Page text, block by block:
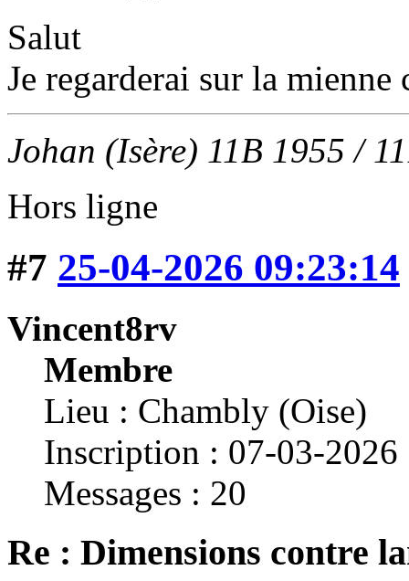
Salut
Je regarderai sur la mienne
Johan (Isère) 11B 1955 /
Hors ligne
#7 25-04-2026 09:23:14
Vincent8rv
Membre
Lieu : Chambly (Oise)
Inscription : 07-03-2026
Messages : 20
Re : Dimensions contre